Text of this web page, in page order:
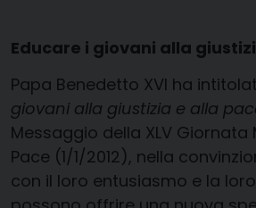
Educare i giovani alla
Papa Benedetto XVI ha
giovani alla giustizia e alla
Messaggio della XLV Giornata
Pace (1/1/2012), nella
con il loro entusiasmo e la